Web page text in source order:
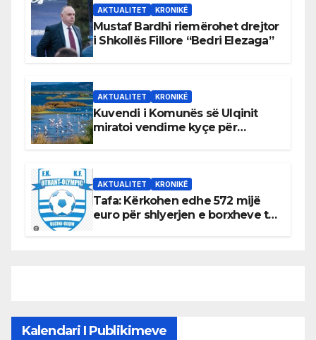
AKTUALITET KRONIKË
Mustaf Bardhi riemërohet drejtor
i Shkollës Fillore “Bedri Elezaga”
AKTUALITET KRONIKË
Kuvendi i Komunës së Ulqinit
miratoi vendime kyçe për
AKTUALITET KRONIKË
Tafa: Kërkohen edhe 572 mijë
euro për shlyerjen e borxheve të
Kalendari I Publikimeve